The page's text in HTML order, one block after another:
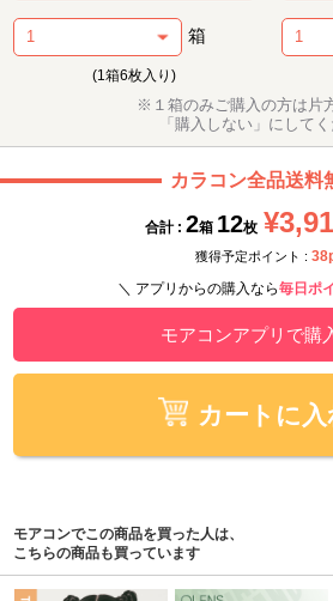
箱
(1箱6枚入り)
※１箱のみご購入の方は片
「購入しない」にして
カラコン全品送料
合計 : 2箱 12枚
獲得予定ポイント :
＼ アプリからの購入なら毎日ポ
モアコンアプリで購
カートに入
モアコンでこの商品を買った人は、
こちらの商品も買っています